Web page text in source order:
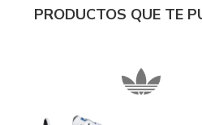
PRODUCTOS QUE TE